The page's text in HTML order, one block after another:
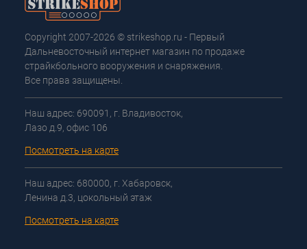
Copyright 2007-2026 © strikeshop.ru - Первый
Дальневосточный интернет магазин по продаже
страйкбольного вооружения и снаряжения.
Все права защищены.
Наш адрес: 690091, г. Владивосток,
Лазо д.9, офис 106
Посмотреть на карте
Наш адрес: 680000, г. Хабаровск,
Ленина д.3, цокольный этаж
Посмотреть на карте